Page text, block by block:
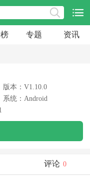
专题 资讯
版本：V1.10.0
系统：Android
评论 0